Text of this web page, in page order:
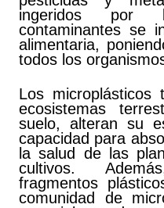
ingeridos por
contaminantes se
alimentaria,
todos los
Los microplásticos
ecosistemas
suelo, alteran su
capacidad para
la salud de las
cultivos.
fragmentos
comunidad de